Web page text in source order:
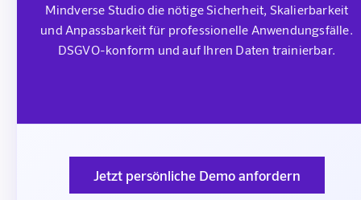
Mindverse Studio die nötige Sicherheit, Skalierbarkeit
und Anpassbarkeit für professionelle Anwendungsfälle.
DSGVO-konform und auf Ihren Daten trainierbar.
Jetzt persönliche Demo anfordern